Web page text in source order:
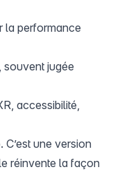
la performance
souvent jugée
accessibilité,
une version
réinvente la façon